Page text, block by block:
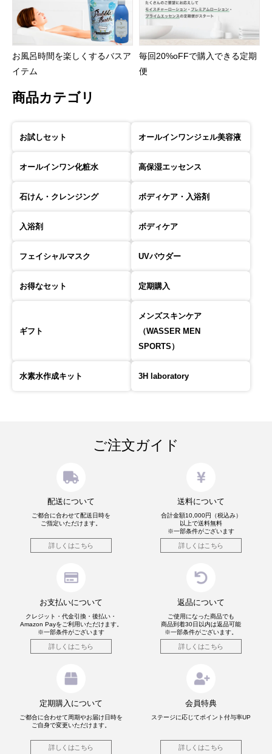
お風呂時間を楽しくするバスア
イテム
毎回20%oFFで購入できる定期
便
商品カテゴリ
お試しセット オールインワンジェル美容液
オールインワン化粧水 高保湿エッセンス
石けん・クレンジング ボディケア・入浴剤
入浴剤 ボディケア
フェイシャルマスク UVパウダー
お得なセット 定期購入
ギフト
メンズスキンケア
（WASSER MEN
SPORTS）
水素水作成キット 3H laboratory
ご注文ガイド
配送について
ご都合に合わせて配送日時を
ご指定いただけます。
詳しくはこちら
送料について
合計金額10,000円（税込み）
以上で送料無料
※一部条件がございます
詳しくはこちら
お支払いについて
クレジット・代金引換・後払い・
Amazon Payを ご利用いただけます。
※一部条件がございます
詳しくはこちら
返品について
ご使用になった商品でも
商品到着30日以内は返品可能
※一部条件がございます。
詳しくはこちら
定期購入について
ご都合に合わせて周期やお届け日時を
ご自身で変更いただけます。
詳しくはこちら
会員特典
ステージに応じてポイント付与率UP
詳しくはこちら